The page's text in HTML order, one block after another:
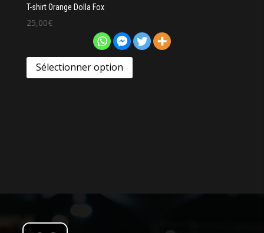
T-shirt Orange Dolla Fox
25,00€
Sélectionner option